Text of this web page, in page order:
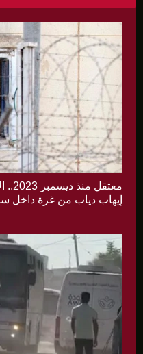
إيهاب دياب من غزة داخل